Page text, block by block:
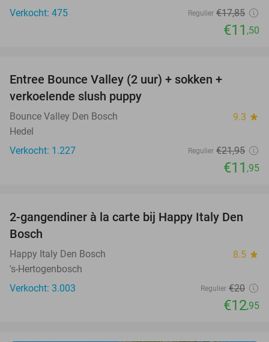
Verkocht: 475
Regulier €17,85
€11 ,50
Entree Bounce Valley (2 uur) + sokken +
verkoelende slush puppy
Bounce Valley Den Bosch 9.3 star
Hedel
Verkocht: 1.227
Regulier €21,95
€11 ,95
35%
2-gangendiner à la carte bij Happy Italy Den
Bosch
Happy Italy Den Bosch 8.5 star
's-Hertogenbosch
Verkocht: 3.003
Regulier €20
€12,95